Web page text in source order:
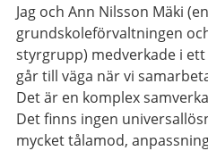
Jag och Ann Nilsson Mäki
grundskoleförvaltningen
styrgrupp) medverkade i
går till väga när vi
Det är en komplex
Det finns ingen
mycket tålamod,